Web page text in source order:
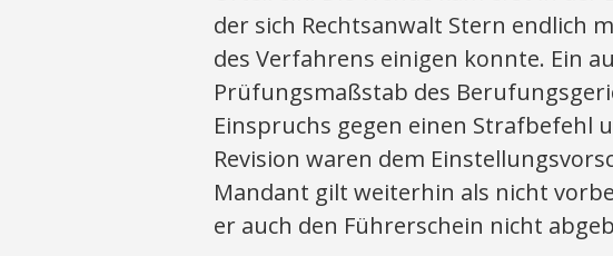
der sich Rechtsanwalt Stern endlich
des Verfahrens einigen konnte. Ein
Prüfungsmaßstab des
Einspruchs gegen einen Strafbefehl
Revision waren dem
Mandant gilt weiterhin als nicht
er auch den Führerschein nicht